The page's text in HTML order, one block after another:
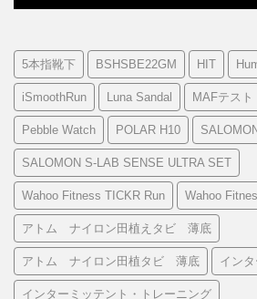
5本指靴下 BSHSBE22GM HIT
iSmoothRun Luna Sandal MAFテスト
Pebble Watch POLAR H10
SALOMON S-LAB SENSE ULTRA SET
Wahoo Fitness TICKR Run Wahoo
アトム ナイロン田植えタビ 薄底
アトム ナイロン田植タビ 薄底 イン
インターミッテント・トレーニング